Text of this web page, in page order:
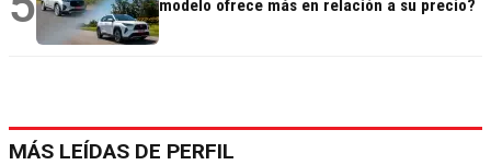
modelo ofrece más en relación a su precio?
MÁS LEÍDAS DE PERFIL